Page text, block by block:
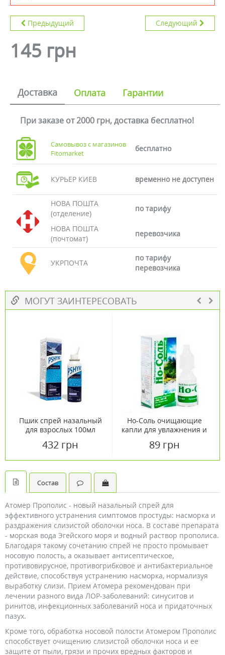
Предыдущий Следующий
145 грн
Доставка Оплата Гарантии
При заказе от 2000 грн, доставка бесплатно!
Самовывоз с магазинов
Fitomarket
бесплатно
КУРЬЕР КИЕВ временно не доступен
НОВА ПОШТА
(отделение)
по тарифу
НОВА ПОШТА
(почтомат)
перевозчика
УКРПОЧТА
по тарифу
перевозчика
МОГУТ ЗАИНТЕРЕСОВАТЬ
Пшик спрей назальный
для взрослых 100мл
432 грн
Но-Соль очищающие
капли для увлажнения и
89 грн
Состав
Атомер Прополис - новый назальный спрей для
эффективного устранения симптомов простуды: насморка и
раздражения слизистой оболочки носа. В составе препарата
- морская вода Эгейского моря и водный раствор прополиса.
Благодаря такому сочетанию спрей не просто промывает
носовую полость, а оказывает антисептическое,
противовирусное, противогрибковое и антибактериальное
действие, способствуя устранению насморка, нормализуя
выработку слизи. Прием Атомера рекомендован при
лечении разного вида ЛОР-заболеваний: синуситов и
ринитов, инфекционных заболеваний носа и придаточных
пазух.
Кроме того, обработка носовой полости Атомером Прополис
способствует очищению слизистой оболочки носа и ее
защите от пыли, грязи и прочих вредных факторов и